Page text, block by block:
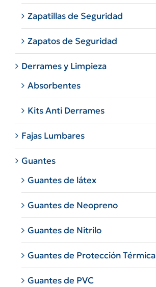
Zapatillas de Seguridad
Zapatos de Seguridad
Derrames y Limpieza
Absorbentes
Kits Anti Derrames
Fajas Lumbares
Guantes
Guantes de látex
Guantes de Neopreno
Guantes de Nitrilo
Guantes de Protección Térmica
Guantes de PVC